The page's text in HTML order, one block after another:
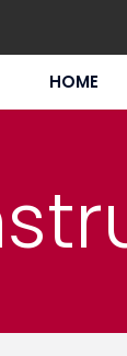
HOME